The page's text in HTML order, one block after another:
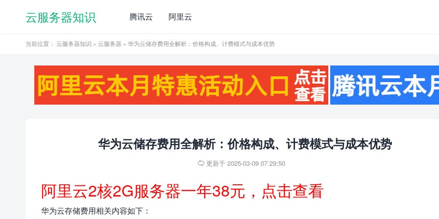
云服务器知识 腾讯云 阿里云
当前位置： 云服务器知识 » 云服务器 » 华为云储存费用全解析：价格构成、计费模式与成本优势
华为云储存费用全解析：价格构成、计费模式与成本优势
 更新于 2025-03-09 07:29:50
阿里云2核2G服务器一年38元，点击查看
华为云存储费用相关内容如下：